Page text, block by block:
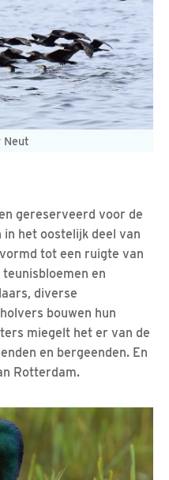
Neut
gereserveerd voor de
in het oostelijk deel van
tot een ruigte van
en
diverse
bouwen hun
miegelt het er van de
en bergeenden. En
Rotterdam.